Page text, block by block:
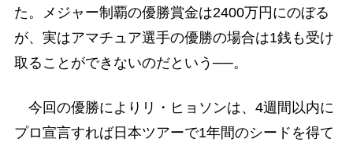
た。メジャー制覇の優勝賞金は2400万円にのぼる
が、実はアマチュア選手の優勝の場合は1銭も受け
取ることができないのだという──。
今回の優勝によりリ・ヒョソンは、4週間以内に
プロ宣言すれば日本ツアーで1年間のシードを得て